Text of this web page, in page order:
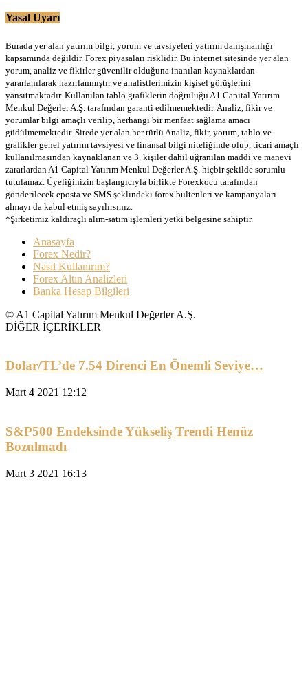
Yasal Uyarı
Burada yer alan yatırım bilgi, yorum ve tavsiyeleri yatırım danışmanlığı
kapsamında değildir. Forex piyasaları risklidir. Bu internet sitesinde yer alan
yorum, analiz ve fikirler güvenilir olduğuna inanılan kaynaklardan
yararlanılarak hazırlanmıştır ve analistlerimizin kişisel görüşlerini
yansıtmaktadır. Kullanılan tablo grafiklerin doğruluğu A1 Capital Yatırım
Menkul Değerler A.Ş. tarafından garanti edilmemektedir. Analiz, fikir ve
yorumlar bilgi amaçlı verilip, herhangi bir menfaat sağlama amacı
güdülmemektedir. Sitede yer alan her türlü Analiz, fikir, yorum, tablo ve
grafikler genel yatırım tavsiyesi ve finansal bilgi niteliğinde olup, ticari amaçlı
kullanılmasından kaynaklanan ve 3. kişiler dahil uğranılan maddi ve manevi
zararlardan A1 Capital Yatırım Menkul Değerler A.Ş. hiçbir şekilde sorumlu
tutulamaz. Üyeliğinizin başlangıcıyla birlikte Forexkocu tarafından
gönderilecek eposta ve SMS şeklindeki forex bültenleri ve kampanyaları
almayı da kabul etmiş sayılırsınız.
*Şirketimiz kaldıraçlı alım-satım işlemleri yetki belgesine sahiptir.
Anasayfa
Forex Nedir?
Nasıl Kullanırım?
Forex Altın Analizleri
Banka Hesap Bilgileri
© A1 Capital Yatırım Menkul Değerler A.Ş.
DİĞER İÇERİKLER
Dolar/TL’de 7.54 Direnci En Önemli Seviye…
Mart 4 2021 12:12
S&P500 Endeksinde Yükseliş Trendi Henüz
Bozulmadı
Mart 3 2021 16:13